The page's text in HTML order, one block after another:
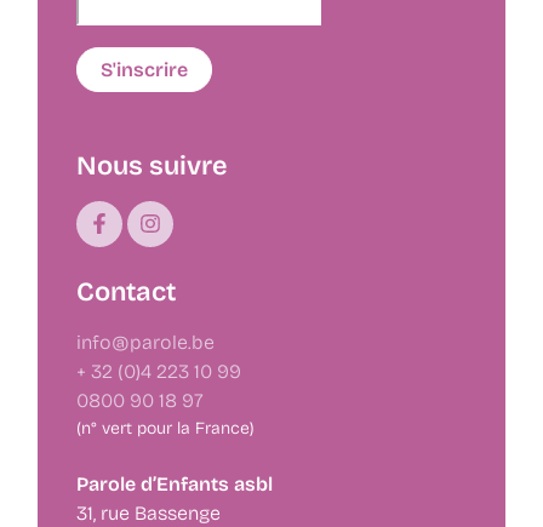
Nous suivre
Contact
info@parole.be
+ 32 (0)4 223 10 99
0800 90 18 97
(n° vert pour la France)
Parole d’Enfants asbl
31, rue Bassenge